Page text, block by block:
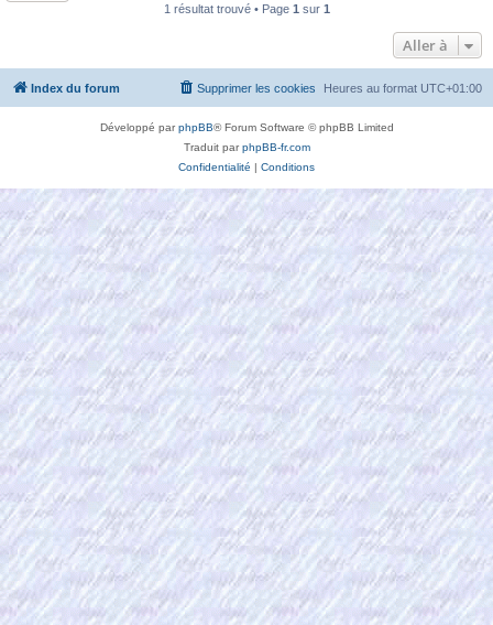
1 résultat trouvé • Page 1 sur 1
Aller à
Index du forum Heures au format UTC+01:00
Supprimer les cookies
Développé parphpBB® Forum Software © phpBB Limited
Traduit parphpBB-fr.com
Confidentialité | Conditions